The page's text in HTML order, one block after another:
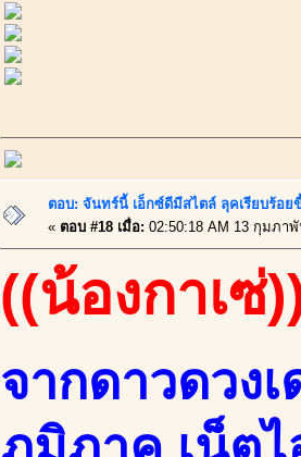
ตอบ: จันทร์นี้ เอ็กซ์ดีมีสไตล์ ลุคเรียบร้อ
« ตอบ #18 เมื่อ: 02:50:18 AM 13 กุมภา
((น้องกาเซ่
จากดาวดวง